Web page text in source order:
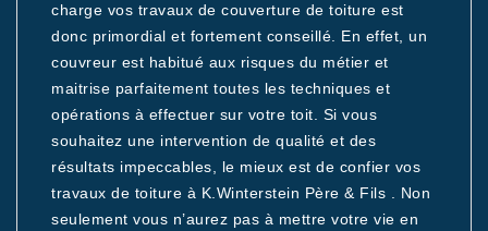
charge vos travaux de couverture de toiture est
donc primordial et fortement conseillé. En effet, un
couvreur est habitué aux risques du métier et
maitrise parfaitement toutes les techniques et
opérations à effectuer sur votre toit. Si vous
souhaitez une intervention de qualité et des
résultats impeccables, le mieux est de confier vos
travaux de toiture à K.Winterstein Père & Fils . Non
seulement vous n’aurez pas à mettre votre vie en